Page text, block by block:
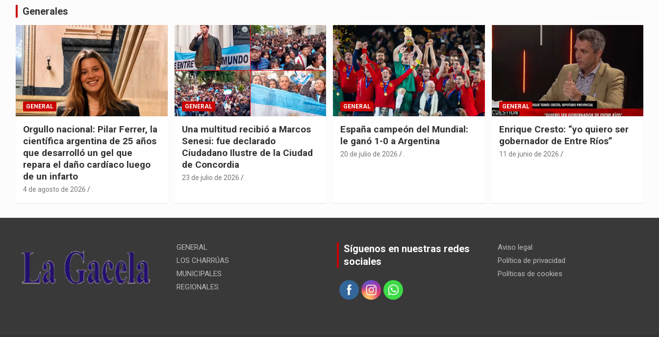
Generales
GENERAL
Orgullo nacional: Pilar Ferrer, la
científica argentina de 25 años
que desarrolló un gel que
repara el daño cardíaco luego
de un infarto
4 de agosto de 2026
GENERAL
Una multitud recibió a Marcos
Senesi: fue declarado
Ciudadano Ilustre de la Ciudad
de Concordia
23 de julio de 2026
GENERAL
España campeón del Mundial:
le ganó 1-0 a Argentina
20 de julio de 2026
GENERAL
Enrique Cresto: “yo quiero ser
gobernador de Entre Ríos”
11 de junio de 2026
GENERAL
LOS CHARRÚAS
MUNICIPALES
REGIONALES
Síguenos en nuestras redes
sociales
Aviso legal
Política de privacidad
Políticas de cookies